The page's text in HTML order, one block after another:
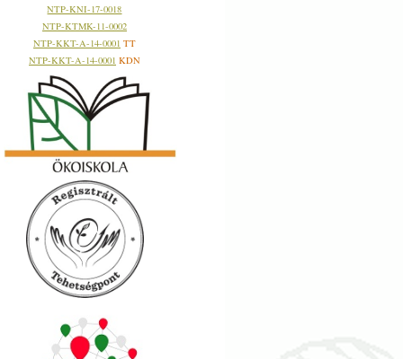
NTP-KNI-17-0018
NTP-KTMK-11-0002
NTP-KKT-A-14-0001 TT
NTP-KKT-A-14-0001 KDN